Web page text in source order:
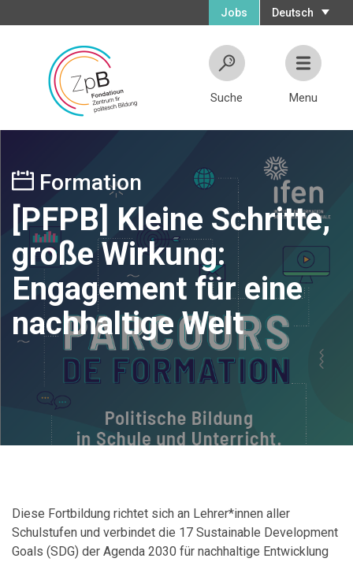
Deutsch
Jobs
Suche Menu
Formation
[PFPB] Kleine Schritte,
große Wirkung:
Engagement für eine
nachhaltige Welt
Diese Fortbildung richtet sich an Lehrer*innen aller
Schulstufen und verbindet die 17 Sustainable Development
Goals (SDG) der Agenda 2030 für nachhaltige Entwicklung